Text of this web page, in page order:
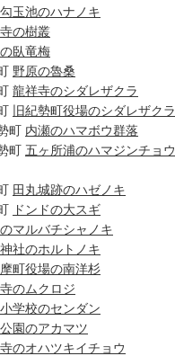
玉池のハナノキ
の樹叢
臥竜梅
野原の魯桑
龍祥寺のシダレザクラ
旧紀勢町役場のシダレザクラ
町 内瀬のハマボウ群落
町 五ヶ所浦のハマジンチョウ
田丸城跡のハゼノキ
ドンドの大スギ
マルバチシャノキ
社のホルトノキ
町役場の南洋杉
のムクロジ
学校のセンダン
園のアカマツ
のオハツキイチョウ